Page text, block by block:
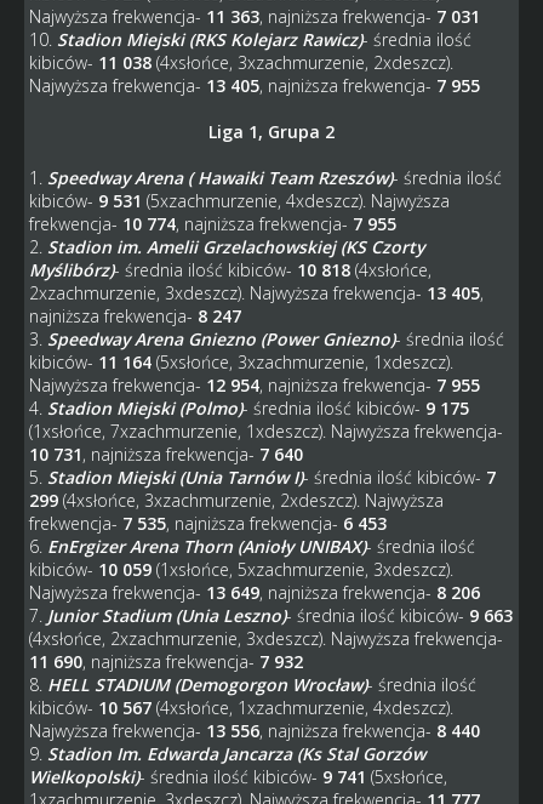
Najwyższa frekwencja- 11 363, najniższa frekwencja- 7 031
10. Stadion Miejski (RKS Kolejarz Rawicz)- średnia ilość
kibiców- 11 038(4xsłońce, 3xzachmurzenie, 2xdeszcz).
Najwyższa frekwencja- 13 405, najniższa frekwencja- 7 955
Liga 1, Grupa 2
1. Speedway Arena ( Hawaiki Team Rzeszów)- średnia ilość
kibiców- 9 531 (5xzachmurzenie, 4xdeszcz). Najwyższa
frekwencja- 10 774, najniższa frekwencja- 7 955
2. Stadion im. Amelii Grzelachowskiej (KS Czorty
Myślibórz)- średnia ilość kibiców- 10 818 (4xsłońce,
2xzachmurzenie, 3xdeszcz). Najwyższa frekwencja- 13 405,
najniższa frekwencja- 8 247
3. Speedway Arena Gniezno (Power Gniezno)- średnia ilość
kibiców- 11 164(5xsłońce, 3xzachmurzenie, 1xdeszcz).
Najwyższa frekwencja- 12 954, najniższa frekwencja- 7 955
4. Stadion Miejski (Polmo)- średnia ilość kibiców- 9 175
(1xsłońce, 7xzachmurzenie, 1xdeszcz). Najwyższa frekwencja-
10 731, najniższa frekwencja- 7 640
5. Stadion Miejski (Unia Tarnów I)- średnia ilość kibiców- 7
299(4xsłońce, 3xzachmurzenie, 2xdeszcz). Najwyższa
frekwencja- 7 535, najniższa frekwencja- 6 453
6. EnErgizer Arena Thorn (Anioły UNIBAX)- średnia ilość
kibiców- 10 059(1xsłońce, 5xzachmurzenie, 3xdeszcz).
Najwyższa frekwencja- 13 649, najniższa frekwencja- 8 206
7. Junior Stadium (Unia Leszno)- średnia ilość kibiców- 9 663
(4xsłońce, 2xzachmurzenie, 3xdeszcz). Najwyższa frekwencja-
11 690, najniższa frekwencja- 7 932
8. HELL STADIUM (Demogorgon Wrocław)- średnia ilość
kibiców- 10 567(4xsłońce, 1xzachmurzenie, 4xdeszcz).
Najwyższa frekwencja- 13 556, najniższa frekwencja- 8 440
9. Stadion Im. Edwarda Jancarza (Ks Stal Gorzów
Wielkopolski)- średnia ilość kibiców- 9 741 (5xsłońce,